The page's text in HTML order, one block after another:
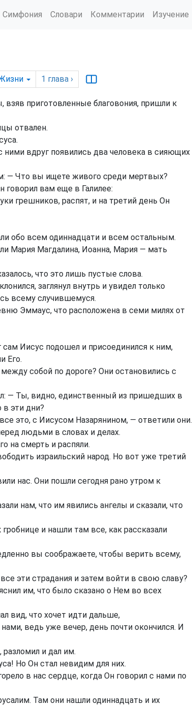
Симфония Словари Комментарии Изучение
1 глава ›
приготовленные благовония, пришли к
отвален.
вдруг появились два человека в сияющих
— Что вы ищете живого среди мертвых?
говорил вам еще в Галилее:
грешников, распят, и на третий день Он
обо всем одиннадцати и всем остальным.
Мария Магдалина, Иоанна, Мария — мать
что это лишь пустые слова.
заглянул внутрь и увидел только
всему случившемуся.
Эммаус, что расположена в семи милях от
сам Иисус подошел и присоединился к ним,
Его.
собой по дороге? Они остановились с
— Ты, видно, единственный из пришедших в
в эти дни?
это, с Иисусом Назарянином, — ответили они.
людьми в словах и делах.
на смерть и распяли.
израильский народ. Но вот уже третий
нас. Они пошли сегодня рано утром к
нам, что им явились ангелы и сказали, что
и нашли там все, как рассказали
вы соображаете, чтобы верить всему,
эти страдания и затем войти в свою славу?
им, что было сказано о Нем во всех
вид, что хочет идти дальше,
ведь уже вечер, день почти окончился. И
разломил и дал им.
Но Он стал невидим для них.
в нас сердце, когда Он говорил с нами по
Там они нашли одиннадцать и их